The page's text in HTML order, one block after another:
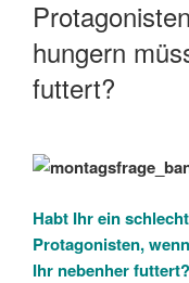
hungern
futtert?
Habt Ihr ein
Protagonisten,
Ihr nebenher futtert?